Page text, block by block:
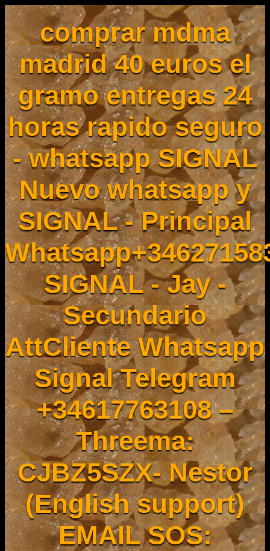
comprar mdma
madrid 40 euros el
gramo entregas 24
horas rapido seguro
- whatsapp SIGNAL
Nuevo whatsapp y
SIGNAL - Principal
SIGNAL - Jay -
Secundario
AttCliente Whatsapp
Signal Telegram
+34617763108 –
Threema:
CJBZ5SZX- Nestor
(English support)
EMAIL SOS: